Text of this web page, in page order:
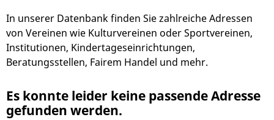
In unserer Datenbank finden Sie zahlreiche Adressen
von Vereinen wie Kulturvereinen oder Sportvereinen,
Institutionen, Kindertageseinrichtungen,
Beratungsstellen, Fairem Handel und mehr.
Es konnte leider keine passende Adresse
gefunden werden.